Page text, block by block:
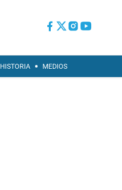
HISTORIA MEDIOS